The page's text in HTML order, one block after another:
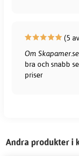
(5
Om
bra och snabb
priser
Andra produkter i